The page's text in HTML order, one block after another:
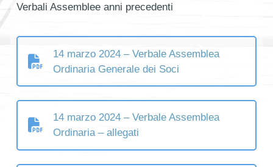
Verbali Assemblee anni precedenti
14 marzo 2024 – Verbale Assemblea
Ordinaria Generale dei Soci
14 marzo 2024 – Verbale Assemblea
Ordinaria – allegati